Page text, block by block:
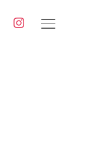
instagram